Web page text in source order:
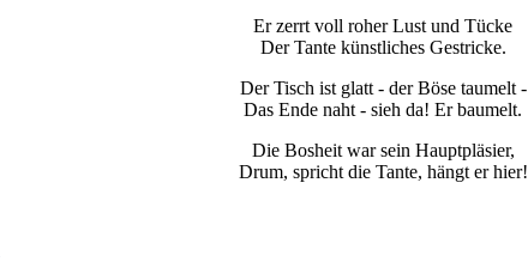
Er zerrt voll roher Lust und Tücke
Der Tante künstliches Gestricke.
Der Tisch ist glatt - der Böse taumelt -
Das Ende naht - sieh da! Er baumelt.
Die Bosheit war sein Hauptpläsier,
Drum, spricht die Tante, hängt er hier!